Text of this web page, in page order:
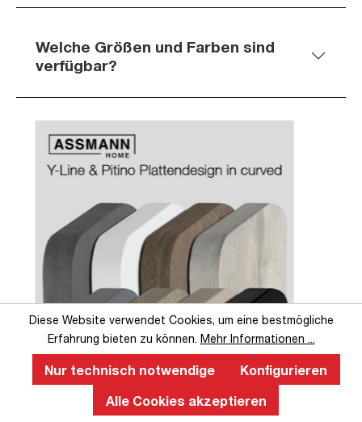
Welche Größen und Farben sind
verfügbar?
Perfekte Ergonomie an einem
höhenverstellbaren Schreibtisch
Diese Website verwendet Cookies, um eine bestmögliche
Erfahrung bieten zu können. Mehr Informationen ...
Nur technisch notwendige
Konfigurieren
Alle Cookies akzeptieren